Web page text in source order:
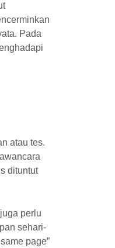
Pada
atau tes.
dituntut
perlu
sehari-
page”